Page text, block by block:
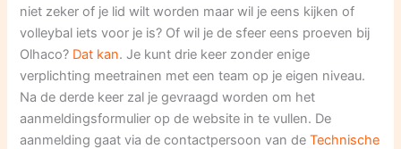
niet zeker of je lid wilt worden maar wil je eens kijken of
volleybal iets voor je is? Of wil je de sfeer eens proeven bij
Olhaco? Dat kan. Je kunt drie keer zonder enige
verplichting meetrainen met een team op je eigen niveau.
Na de derde keer zal je gevraagd worden om het
aanmeldingsformulier op de website in te vullen. De
aanmelding gaat via de contactpersoon van deTechnische